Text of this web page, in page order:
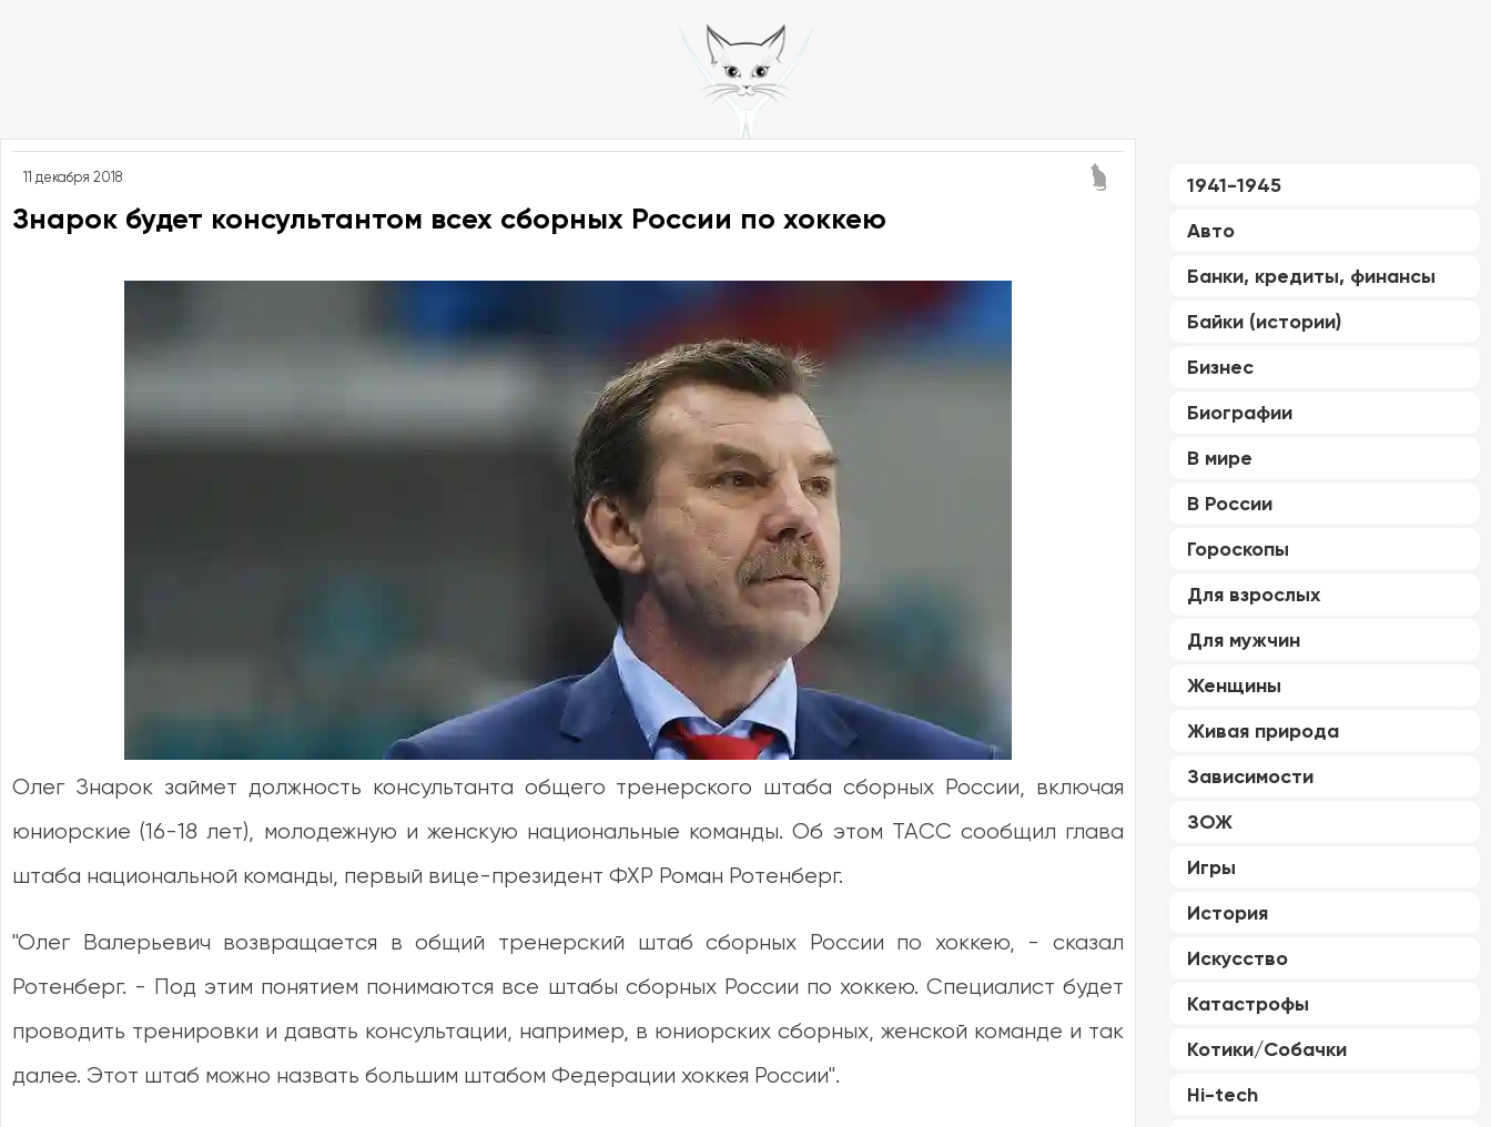
1941-1945
Авто
Банки, кредиты, финансы
Байки (истории)
Бизнес
Биографии
В мире
В России
Гороскопы
Для взрослых
Для мужчин
Женщины
Живая природа
Зависимости
ЗОЖ
Игры
История
Искусство
Катастрофы
Котики/Собачки
Hi-tech
11 декабря 2018
Знарок будет консультантом всех сборных России по хоккею
Олег Знарок займет должность консультанта общего тренерского штаба сборных России, включая
юниорские (16-18 лет), молодежную и женскую национальные команды. Об этом ТАСС сообщил глава
штаба национальной команды, первый вице-президент ФХР Роман Ротенберг.
"Олег Валерьевич возвращается в общий тренерский штаб сборных России по хоккею, - сказал
Ротенберг. - Под этим понятием понимаются все штабы сборных России по хоккею. Специалист будет
проводить тренировки и давать консультации, например, в юниорских сборных, женской команде и так
далее. Этот штаб можно назвать большим штабом Федерации хоккея России".